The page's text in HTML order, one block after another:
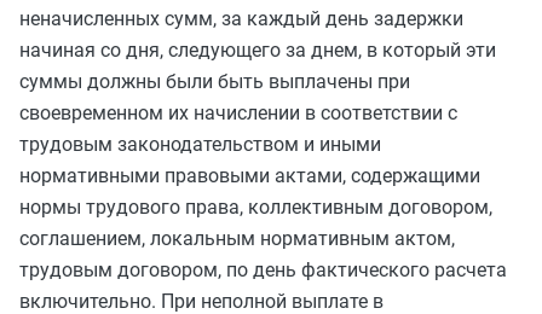
неначисленных сумм, за каждый день задержки
начиная со дня, следующего за днем, в который эти
суммы должны были быть выплачены при
своевременном их начислении в соответствии с
трудовым законодательством и иными
нормативными правовыми актами, содержащими
нормы трудового права, коллективным договором,
соглашением, локальным нормативным актом,
трудовым договором, по день фактического расчета
включительно. При неполной выплате в